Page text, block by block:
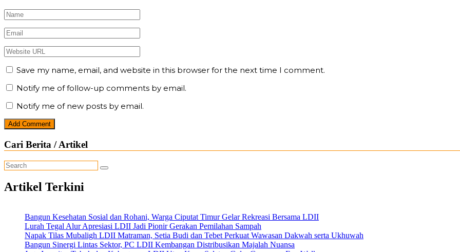
Save my name, email, and website in this browser for the next time I comment.
Notify me of follow-up comments by email.
Notify me of new posts by email.
Cari Berita / Artikel
Artikel Terkini
Bangun Kesehatan Sosial dan Rohani, Warga Ciputat Timur Gelar Rekreasi Bersama LDII
Lurah Tegal Alur Apresiasi LDII Jadi Pionir Gerakan Pemilahan Sampah
Napak Tilas Mubaligh LDII Matraman, Setia Budi dan Tebet Perkuat Wawasan Dakwah serta Ukhuwah
Bangun Sinergi Lintas Sektor, PC LDII Kembangan Distribusikan Majalah Nuansa